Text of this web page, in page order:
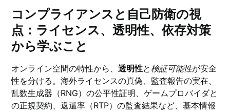
コンプライアンスと自己防衛の視
点：ライセンス、透明性、依存対策
から学ぶこと
オンライン空間の特性から、透明性と検証可能性が安全
性を分ける。海外ライセンスの真偽、監査報告の実在、
乱数生成器（RNG）の公平性証明、ゲームプロバイダと
の正規契約、返還率（RTP）の監査結果など、基本情報